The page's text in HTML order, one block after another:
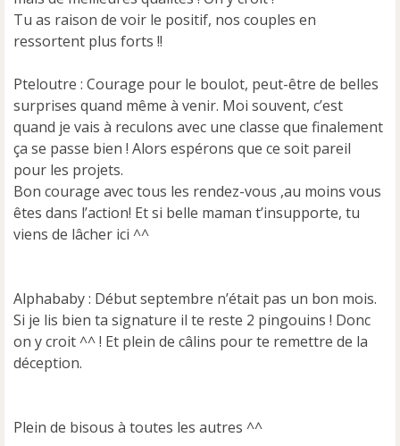
u
Tu as raison de voir le positif, nos couples en
ressortent plus forts !!
Pteloutre : Courage pour le boulot, peut-être de belles
surprises quand même à venir. Moi souvent, c’est
quand je vais à reculons avec une classe que finalement
ça se passe bien ! Alors espérons que ce soit pareil
pour les projets.
Bon courage avec tous les rendez-vous ,au moins vous
êtes dans l’action! Et si belle maman t’insupporte, tu
viens de lâcher ici ^^
Alphababy : Début septembre n’était pas un bon mois.
Si je lis bien ta signature il te reste 2 pingouins ! Donc
on y croit ^^ ! Et plein de câlins pour te remettre de la
déception.
Plein de bisous à toutes les autres ^^